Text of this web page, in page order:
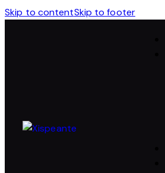
Skip to contentSkip to footer